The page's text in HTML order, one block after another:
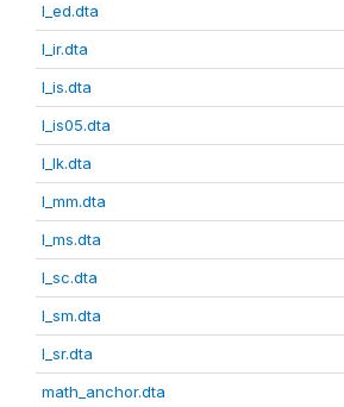
l_ed.dta
l_ir.dta
l_is.dta
l_is05.dta
l_lk.dta
l_mm.dta
l_ms.dta
l_sc.dta
l_sm.dta
l_sr.dta
math_anchor.dta